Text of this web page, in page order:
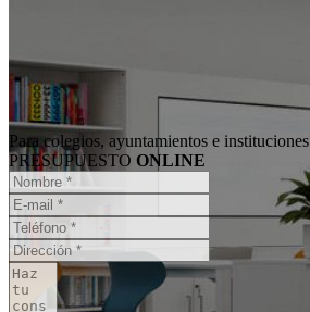
Para colegios, ayuntamientos e instituciones
PRESUPUESTO ONLINE